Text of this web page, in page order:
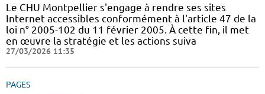
Le CHU Montpellier s'engage à rendre ses sites
Internet accessibles conformément à l'article 47 de la
loi n° 2005-102 du 11 février 2005. À cette fin, il met
en œuvre la stratégie et les actions suiva
27/03/2026 11:35
PAGES